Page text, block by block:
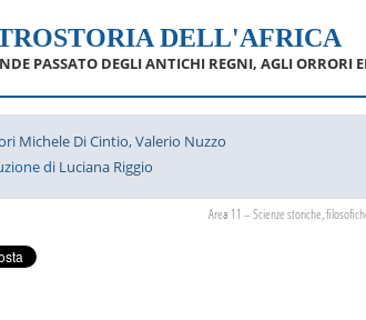
DELL'AFRICA
PASSATO DEGLI ANTICHI REGNI, AGLI ORRORI
Michele Di Cintio,Valerio Nuzzo
di Luciana Riggio
Area 11 – Scienze storiche,